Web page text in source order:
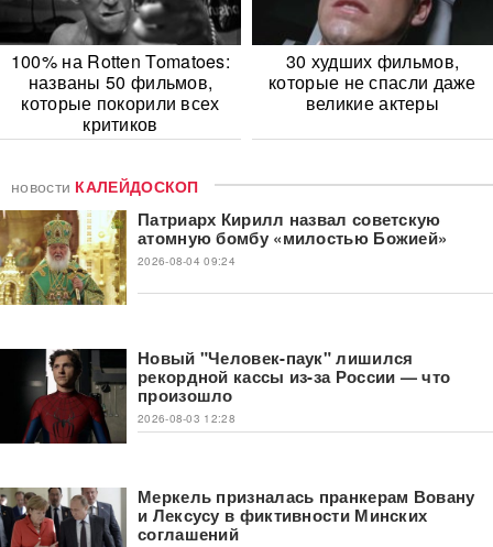
100% на Rotten Tomatoes:
названы 50 фильмов,
которые покорили всех
критиков
30 худших фильмов,
которые не спасли даже
великие актеры
новости КАЛЕЙДОСКОП
Патриарх Кирилл назвал советскую
атомную бомбу «милостью Божией»
2026-08-04 09:24
Новый "Человек-паук" лишился
рекордной кассы из-за России — что
произошло
2026-08-03 12:28
Меркель призналась пранкерам Вовану
и Лексусу в фиктивности Минских
соглашений